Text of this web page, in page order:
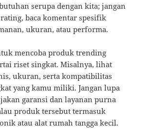
serupa dengan kita; jangan
baca komentar spesifik
ukuran, atau performa.
mencoba produk trending
riset singkat. Misalnya, lihat
ukuran, serta kompatibilitas
yang kamu miliki. Jangan lupa
garansi dan layanan purna
produk tersebut termasuk
atau alat rumah tangga kecil.